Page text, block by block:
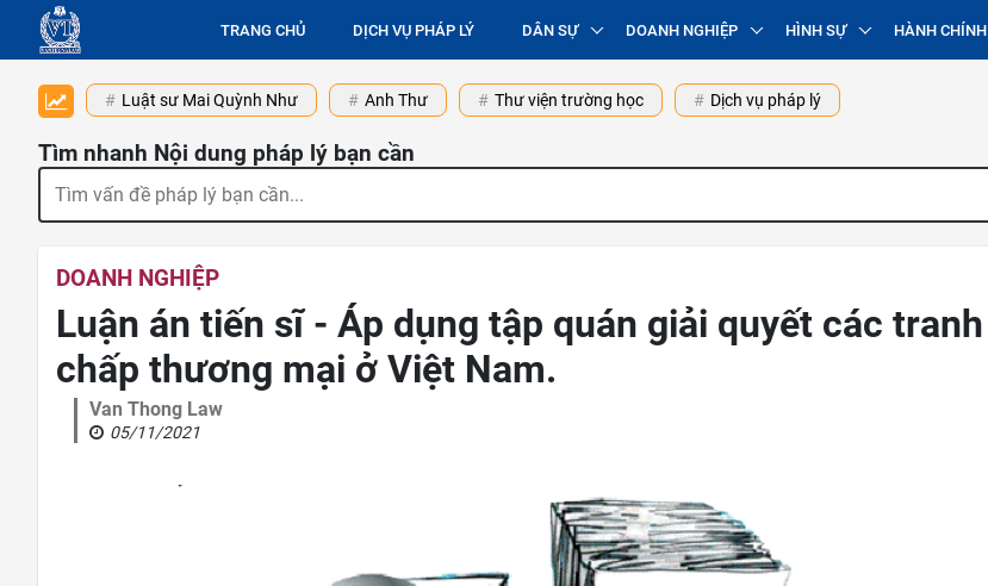
TRANG CHỦ DỊCH VỤ PHÁP LÝ DÂN SỰ DOANH NGHIỆP HÌNH SỰ HÀNH CHÍNH
Luật sư Mai Quỳnh Như Anh Thư Thư viện trường học Dịch vụ pháp lý
Tìm nhanh Nội dung pháp lý bạn cần
DOANH NGHIỆP
Luận án tiến sĩ - Áp dụng tập quán giải quyết các tranh
chấp thương mại ở Việt Nam.
Van Thong Law
05/11/2021